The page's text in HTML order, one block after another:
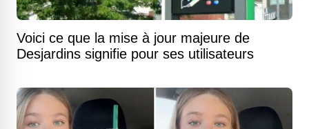
Voici ce que la mise à jour majeure de
Desjardins signifie pour ses utilisateurs